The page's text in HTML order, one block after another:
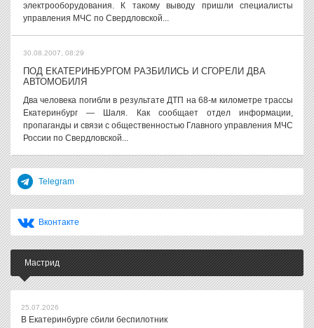
электрооборудования. К такому выводу пришли специалисты
управления МЧС по Свердловской...
30.08.2007, 08:29
ПОД ЕКАТЕРИНБУРГОМ РАЗБИЛИСЬ И СГОРЕЛИ ДВА
АВТОМОБИЛЯ
Два человека погибли в результате ДТП на 68-м километре трассы
Екатеринбург — Шаля. Как сообщает отдел информации,
пропаганды и связи с общественностью Главного управления МЧС
России по Свердловской...
Telegram
Вконтакте
Мастрид
25.07.2026
В Екатеринбурге сбили беспилотник